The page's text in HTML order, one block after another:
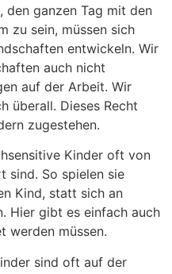
den ganzen Tag mit den
zu sein, müssen sich
entwickeln. Wir
auch nicht
auf der Arbeit. Wir
überall. Dieses Recht
zugestehen.
Kinder oft von
sind. So spielen sie
Kind, statt sich an
Hier gibt es einfach auch
werden müssen.
sind oft auf der